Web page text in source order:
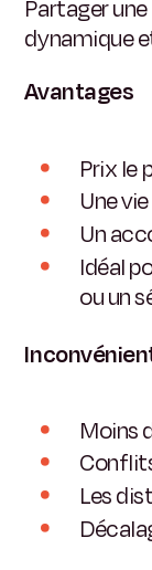
Partager
dynamique
Avantages
Prix le
Une
Un
Idéal
ou un
Moins
Les